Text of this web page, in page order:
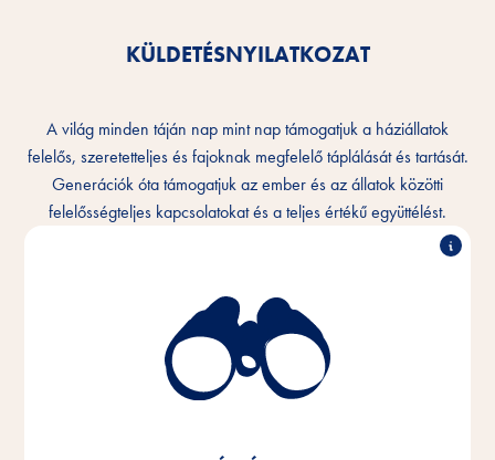
KÜLDETÉSNYILATKOZAT
A világ minden táján nap mint nap támogatjuk a háziállatok
felelős, szeretetteljes és fajoknak megfelelő táplálását és tartását.
Generációk óta támogatjuk az ember és az állatok közötti
felelősségteljes kapcsolatokat és a teljes értékű együttélést.
köteléket, és szeretnénk ezt a kapcsolatot napról
napra jobbá tenni. Minden háziállattal rendelkező
otthonban, bárhol a világon.